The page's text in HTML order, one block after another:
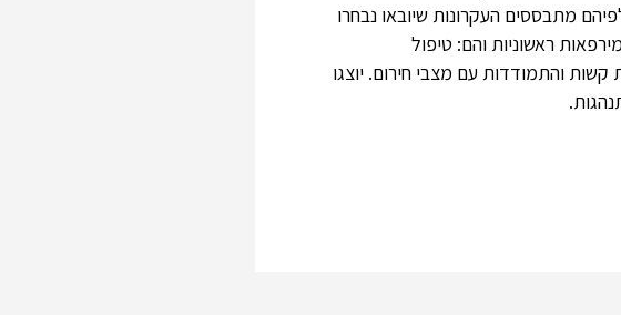
מתבססים העקרונות שיובאו נבחרו
ראשוניות והם: טיפול
והתמודדות עם מצבי חירום. יוצגו